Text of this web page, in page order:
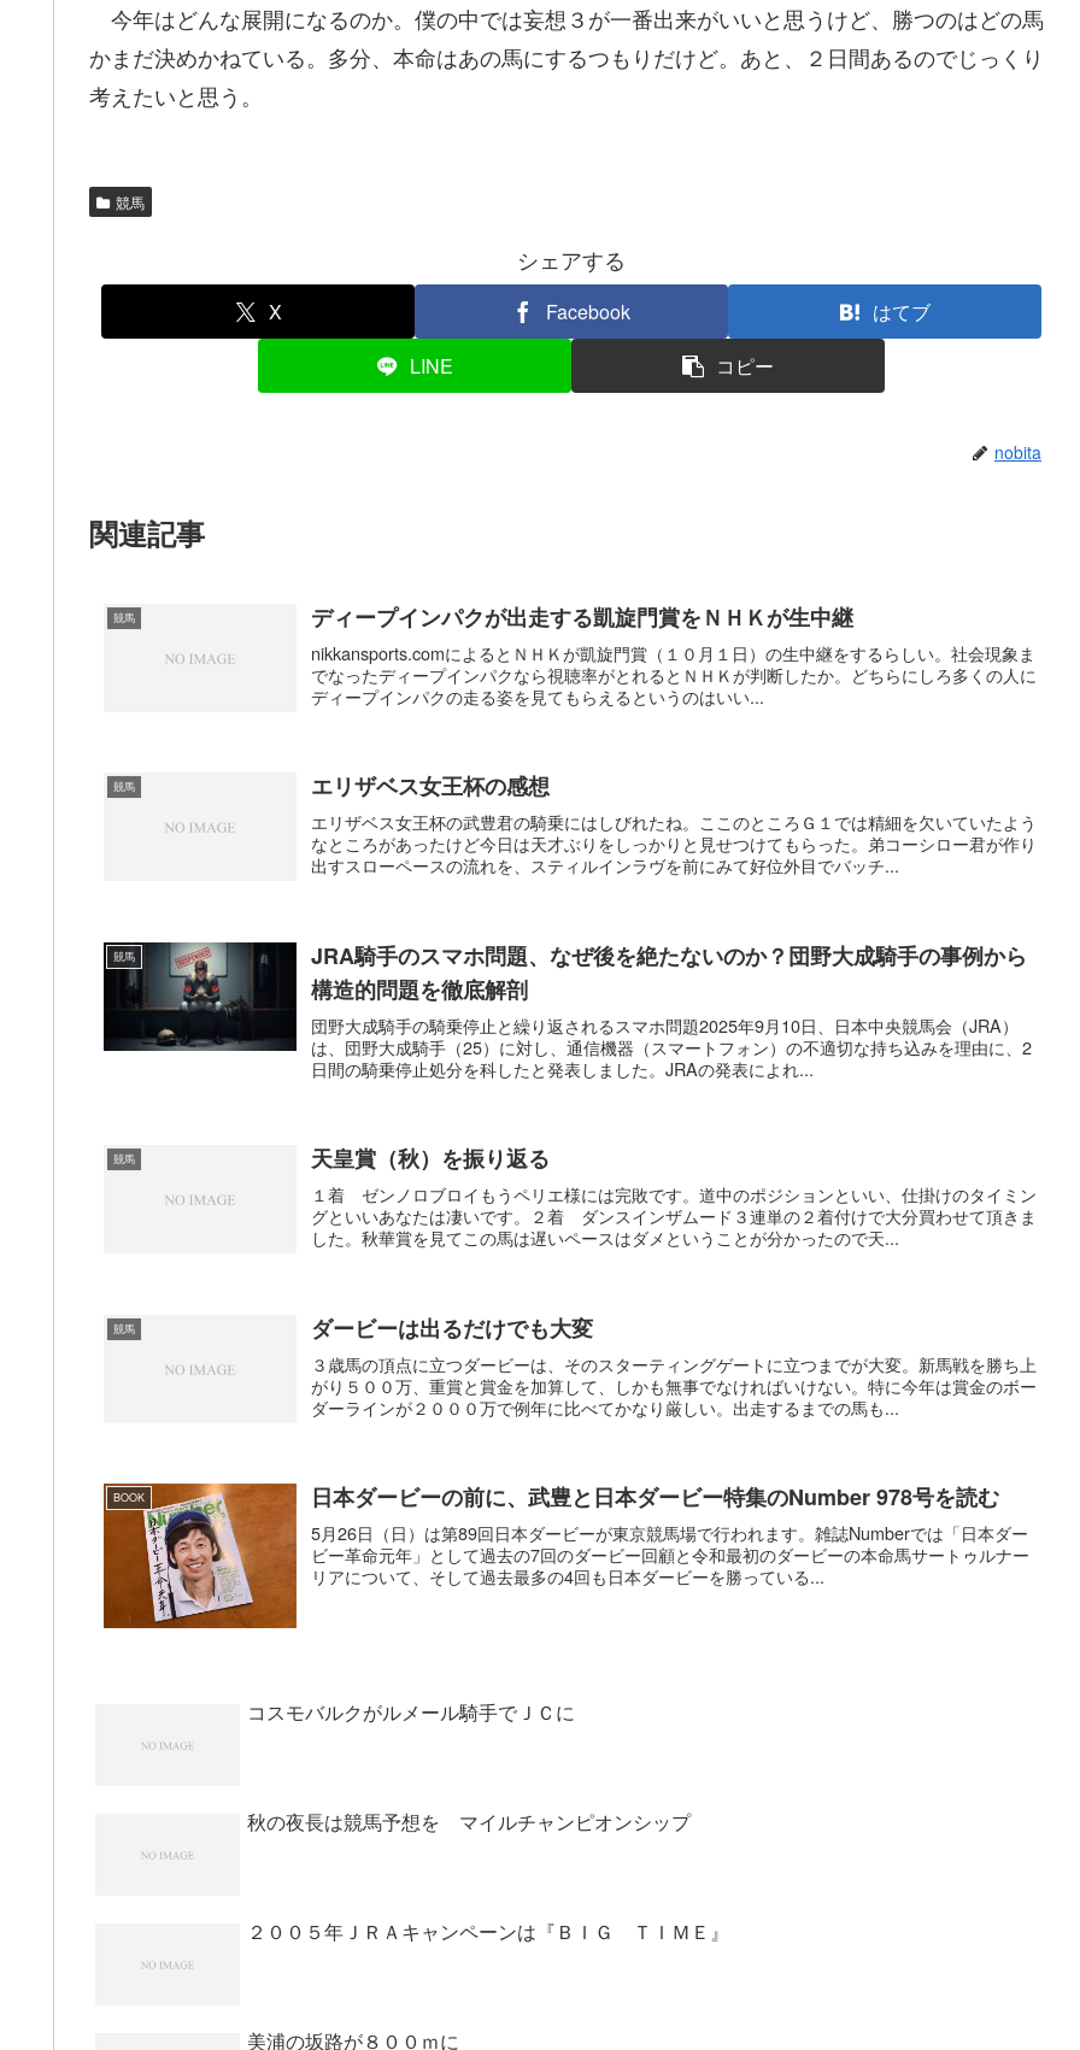
今年はどんな展開になるのか。僕の中では妄想３が一番出来がいいと思うけど、勝つのはどの馬
かまだ決めかねている。多分、本命はあの馬にするつもりだけど。あと、２日間あるのでじっくり
考えたいと思う。
競馬
シェアする
X Facebook
はてブ
LINE
コピー
nobita
関連記事
競馬 ディープインパクが出走する凱旋門賞をＮＨＫが生中継
nikkansports.comによるとＮＨＫが凱旋門賞（１０月１日）の生中継をするらしい。社会現象ま
でなったディープインパクなら視聴率がとれるとＮＨＫが判断したか。どちらにしろ多くの人に
ディープインパクの走る姿を見てもらえるというのはいい...
競馬 エリザベス女王杯の感想
エリザベス女王杯の武豊君の騎乗にはしびれたね。ここのところＧ１では精細を欠いていたよう
なところがあったけど今日は天才ぶりをしっかりと見せつけてもらった。弟コーシロー君が作り
出すスローペースの流れを、スティルインラヴを前にみて好位外目でバッチ...
競馬
JRA騎手のスマホ問題、なぜ後を絶たないのか？団野大成騎手の事例から
構造的問題を徹底解剖
団野大成騎手の騎乗停止と繰り返されるスマホ問題2025年9月10日、日本中央競馬会（JRA）
は、団野大成騎手（25）に対し、通信機器（スマートフォン）の不適切な持ち込みを理由に、2
日間の騎乗停止処分を科したと発表しました。JRAの発表によれ...
競馬 天皇賞（秋）を振り返る
１着 ゼンノロブロイもうペリエ様には完敗です。道中のポジションといい、仕掛けのタイミン
グといいあなたは凄いです。２着 ダンスインザムード３連単の２着付けで大分買わせて頂きま
した。秋華賞を見てこの馬は遅いペースはダメということが分かったので天...
競馬 ダービーは出るだけでも大変
３歳馬の頂点に立つダービーは、そのスターティングゲートに立つまでが大変。新馬戦を勝ち上
がり５００万、重賞と賞金を加算して、しかも無事でなければいけない。特に今年は賞金のボー
ダーラインが２０００万で例年に比べてかなり厳しい。出走するまでの馬も...
BOOK 日本ダービーの前に、武豊と日本ダービー特集のNumber 978号を読む
5月26日（日）は第89回日本ダービーが東京競馬場で行われます。雑誌Numberでは「日本ダー
ビー革命元年」として過去の7回のダービー回顧と令和最初のダービーの本命馬サートゥルナー
リアについて、そして過去最多の4回も日本ダービーを勝っている...
コスモバルクがルメール騎手でＪＣに
秋の夜長は競馬予想を マイルチャンピオンシップ
２００５年ＪＲＡキャンペーンは『ＢＩＧ ＴＩＭＥ』
美浦の坂路が８００ｍに